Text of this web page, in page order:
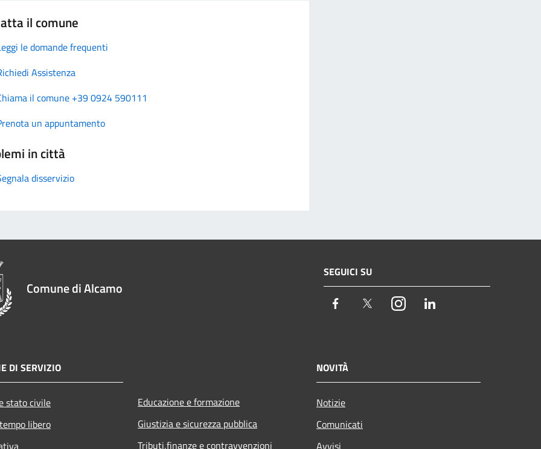
il comune
le domande frequenti
Assistenza
il comune +39 0924 590111
un appuntamento
in città
disservizio
Comune di Alcamo
SEGUICI SU
Facebook TwitterInstagram
DI SERVIZIO
stato civile
libero
Educazione e formazione
Giustizia e sicurezza pubblica
Tributi,finanze e contravvenzioni
NOVITÀ
Notizie
Comunicati
Avvisi